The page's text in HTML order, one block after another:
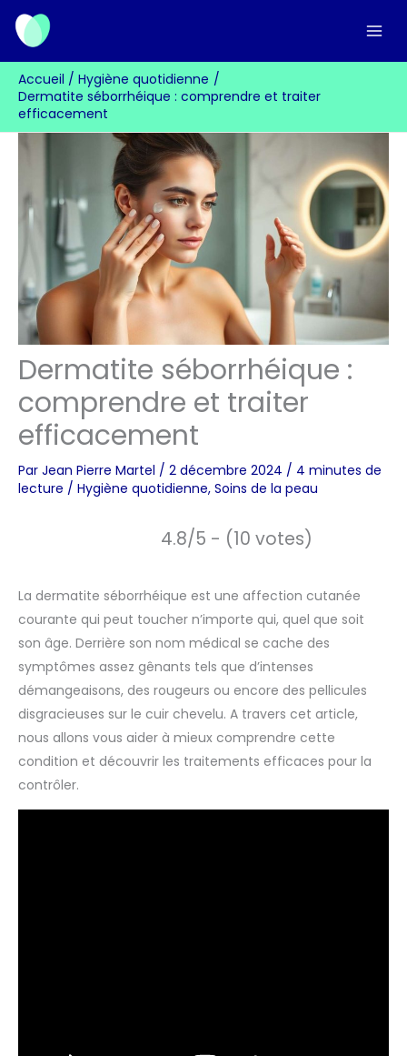
Aller
contenu
Accueil
Hygiène quotidienne
Dermatite séborrhéique : comprendre et traiter
efficacement
Dermatite séborrhéique :
comprendre et traiter
efficacement
Par Jean Pierre Martel / 2 décembre 2024 / 4 minutes de
lecture / Hygiène quotidienne, Soins de la peau
4.8/5 - (10 votes)
La dermatite séborrhéique est une affection cutanée
courante qui peut toucher n’importe qui, quel que soit
son âge. Derrière son nom médical se cache des
symptômes assez gênants tels que d’intenses
démangeaisons, des rougeurs ou encore des pellicules
disgracieuses sur le cuir chevelu. A travers cet article,
nous allons vous aider à mieux comprendre cette
condition et découvrir les traitements efficaces pour la
contrôler.